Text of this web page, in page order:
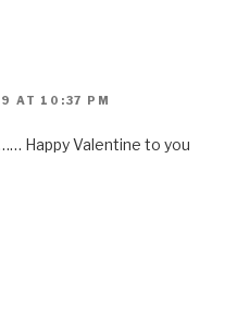
AT 10:37 PM
Happy Valentine to you